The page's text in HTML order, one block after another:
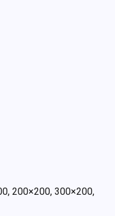
200×200, 300×200,